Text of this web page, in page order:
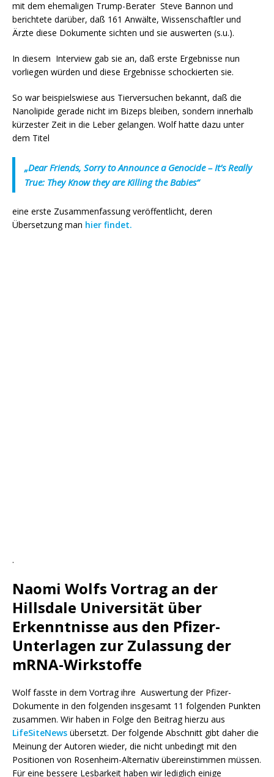
mit dem ehemaligen Trump-Berater Steve Bannon und
berichtete darüber, daß 161 Anwälte, Wissenschaftler und
Ärzte diese Dokumente sichten und sie auswerten (s.u.).
In diesem Interview gab sie an, daß erste Ergebnisse nun
vorliegen würden und diese Ergebnisse schockierten sie.
So war beispielswiese aus Tierversuchen bekannt, daß die
Nanolipide gerade nicht im Bizeps bleiben, sondern innerhalb
kürzester Zeit in die Leber gelangen. Wolf hatte dazu unter
dem Titel
„Dear Friends, Sorry to Announce a Genocide – It’s Really
True: They Know they are Killing the Babies“
eine erste Zusammenfassung veröffentlicht, deren
Übersetzung man hier findet.
.
Naomi Wolfs Vortrag an der
Hillsdale Universität über
Erkenntnisse aus den Pfizer-
Unterlagen zur Zulassung der
mRNA-Wirkstoffe
Wolf fasste in dem Vortrag ihre Auswertung der Pfizer-
Dokumente in den folgenden insgesamt 11 folgenden Punkten
zusammen. Wir haben in Folge den Beitrag hierzu aus
LifeSiteNews übersetzt. Der folgende Abschnitt gibt daher die
Meinung der Autoren wieder, die nicht unbedingt mit den
Positionen von Rosenheim-Alternativ übereinstimmen müssen.
Für eine bessere Lesbarkeit haben wir lediglich einige